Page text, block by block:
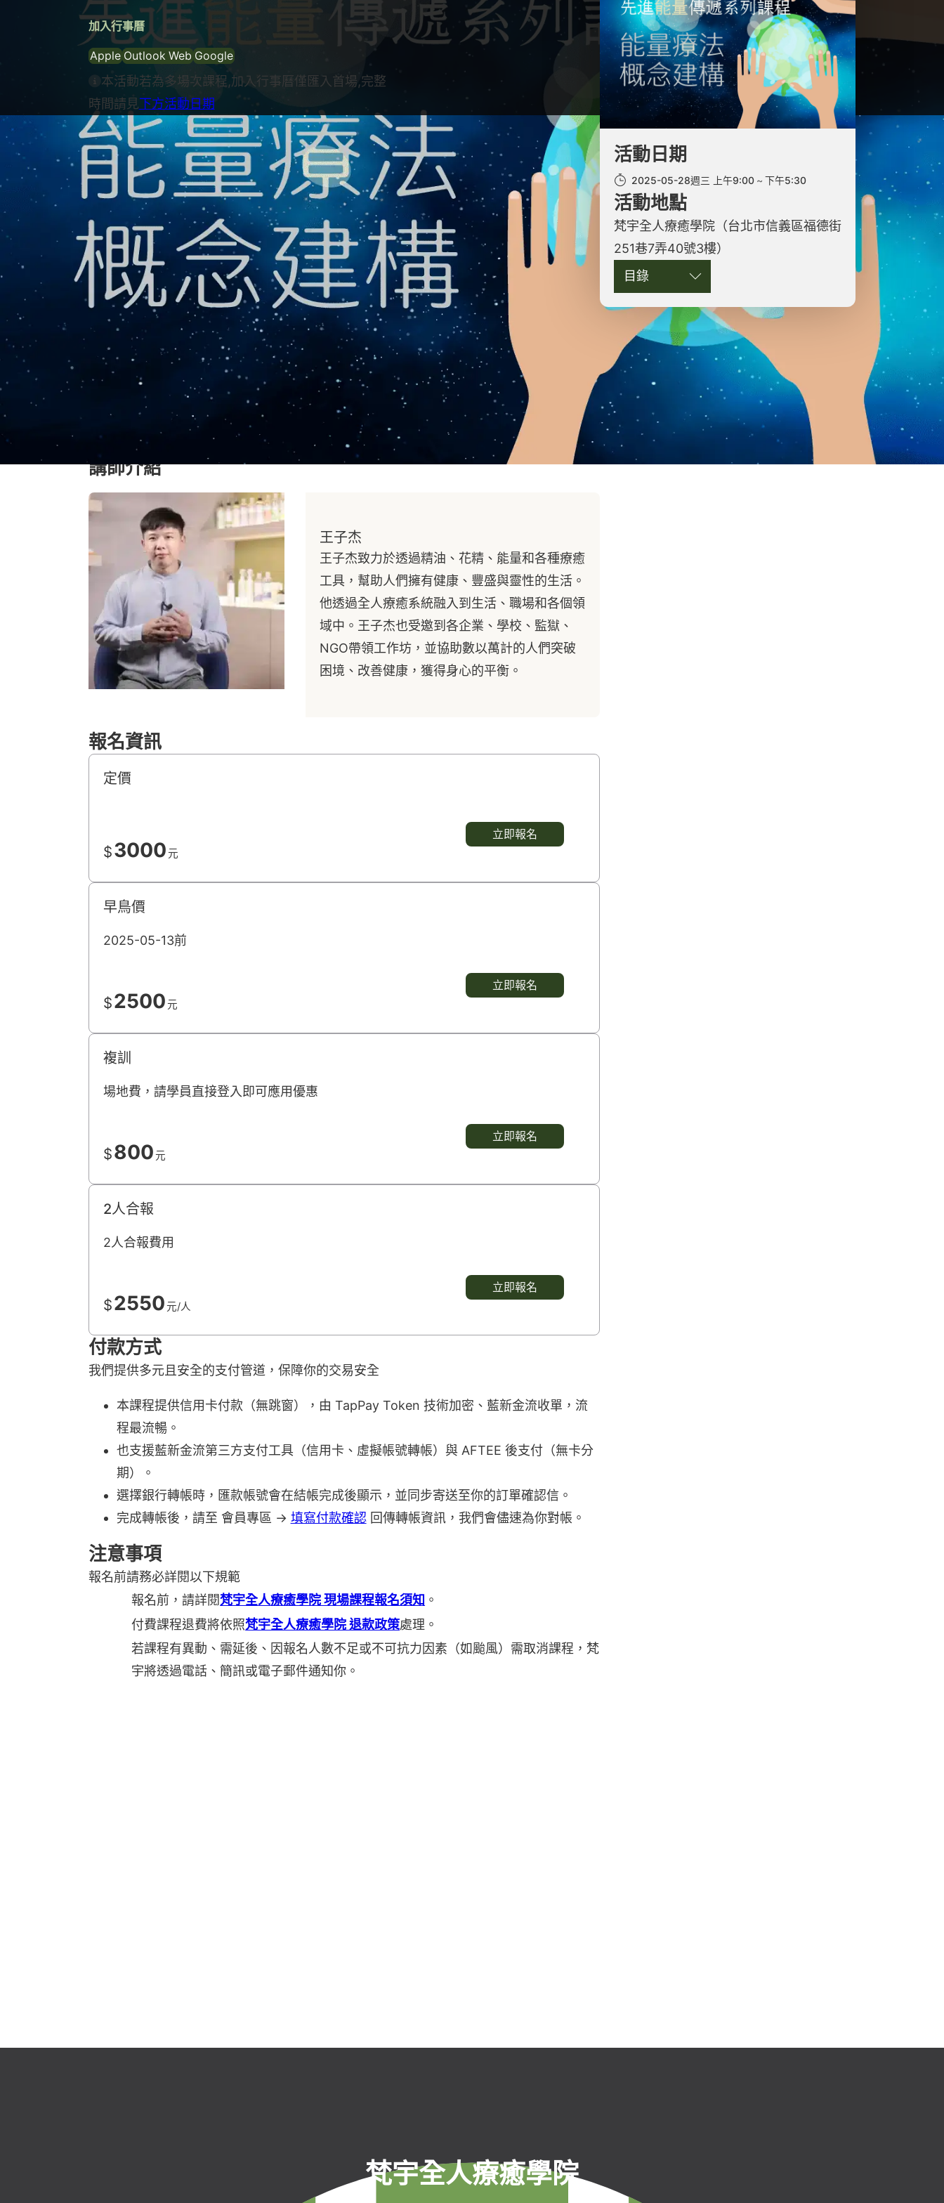
加入行事曆
Apple Outlook Web Google
本活動若為多場次課程,加入行事曆僅匯入首場,完整
時間請見下方活動日期
課程介紹
在能量療法概念建構中，將帶領你探索能量世界的奧秘，透過實踐和體驗，揭開能量對生活
各面向影響的深層意義。這不僅是學習能量理論的過程，更是一次親身感受能量流動與轉化
的機會。透過實際的操作和體驗，你將能掌握能量的關鍵技巧。
在課程中，將帶你啟動能量感知，一步步引導你如何覺察並親身體驗到看似無形卻又無所不
在的能量。並隨著能量的喚醒，進一步探討如何利用這股力量來促進自我淨化與充能，讓你
的身體和內在重新獲得活力。這一過程不僅增強了你的能量場，更會為你的日常生活帶來積
極的轉變。
此外，在課程中還將與你探討能量對於身心各層面的影響，從營養到運動，從情緒調節到靈
性提升，每一個環節都與能量緊密相連。透過冥想和西藏能量呼吸的練習，你將學會如何為
自己充能並儲存能量，進而喚醒內在深處的愛，實現身體、情緒及靈性的整合。
透過能量療法概念建構的學習，你將不僅掌握能量療癒的技術，更重要的是，你將學會如何
在生活的每一時刻，運用能量去創造健康、和諧與幸福。
完整能量療法概念建構 課程大綱請點擊此
講師介紹
王子杰
王子杰致力於透過精油、花精、能量和各種療癒
工具，幫助人們擁有健康、豐盛與靈性的生活。
他透過全人療癒系統融入到生活、職場和各個領
域中。王子杰也受邀到各企業、學校、監獄、
NGO帶領工作坊，並協助數以萬計的人們突破
困境、改善健康，獲得身心的平衡。
報名資訊
定價
$3000元
立即報名
早鳥價
2025-05-13前
$2500元
立即報名
複訓
場地費，請學員直接登入即可應用優惠
$800元
立即報名
2人合報
2人合報費用
$2550元/人
立即報名
付款方式
我們提供多元且安全的支付管道，保障你的交易安全
本課程提供信用卡付款（無跳窗），由 TapPay Token 技術加密、藍新金流收單，流
程最流暢。
也支援藍新金流第三方支付工具（信用卡、虛擬帳號轉帳）與 AFTEE 後支付（無卡分
期）。
選擇銀行轉帳時，匯款帳號會在結帳完成後顯示，並同步寄送至你的訂單確認信。
完成轉帳後，請至 會員專區 → 填寫付款確認回傳轉帳資訊，我們會儘速為你對帳。
注意事項
報名前請務必詳閱以下規範
報名前，請詳閱梵宇全人療癒學院 現場課程報名須知 。
付費課程退費將依照梵宇全人療癒學院 退款政策處理。
若課程有異動、需延後、因報名人數不足或不可抗力因素（如颱風）需取消課程，梵
宇將透過電話、簡訊或電子郵件通知你。
活動日期
2025-05-28週三 上午9:00 下午5:30
活動地點
梵宇全人療癒學院（台北市信義區福德街
251巷7弄40號3樓）
目錄
梵宇全人療癒學院